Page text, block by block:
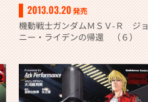
2013.03.20発売
機動戦士ガンダムＭＳＶ‐Ｒ ジョ
ニー・ライデンの帰還 （６）